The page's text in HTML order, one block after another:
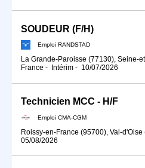
SOUDEUR (F/H)
Emploi RANDSTAD
La Grande-Paroisse (77130), Seine-
France - Intérim - 10/07/2026
Technicien MCC - H/F
Emploi CMA-CGM
Roissy-en-France (95700), Val-
05/08/2026